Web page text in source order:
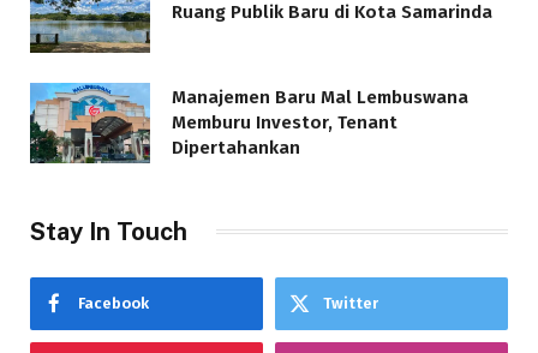
Ruang Publik Baru di Kota Samarinda
Manajemen Baru Mal Lembuswana
Memburu Investor, Tenant
Dipertahankan
Stay In Touch
Facebook Twitter